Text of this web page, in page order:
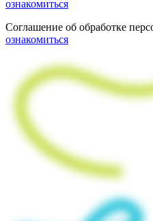
ознакомиться
Соглашение об обработке
ознакомиться